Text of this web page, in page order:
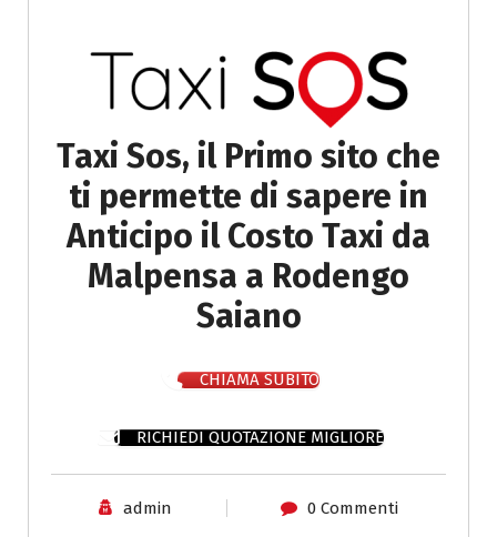
Taxi Sos, il Primo sito che
ti permette di sapere in
Anticipo il Costo Taxi da
Malpensa a Rodengo
Saiano
CHIAMA SUBITO
RICHIEDI QUOTAZIONE MIGLIORE
admin 0 Commenti